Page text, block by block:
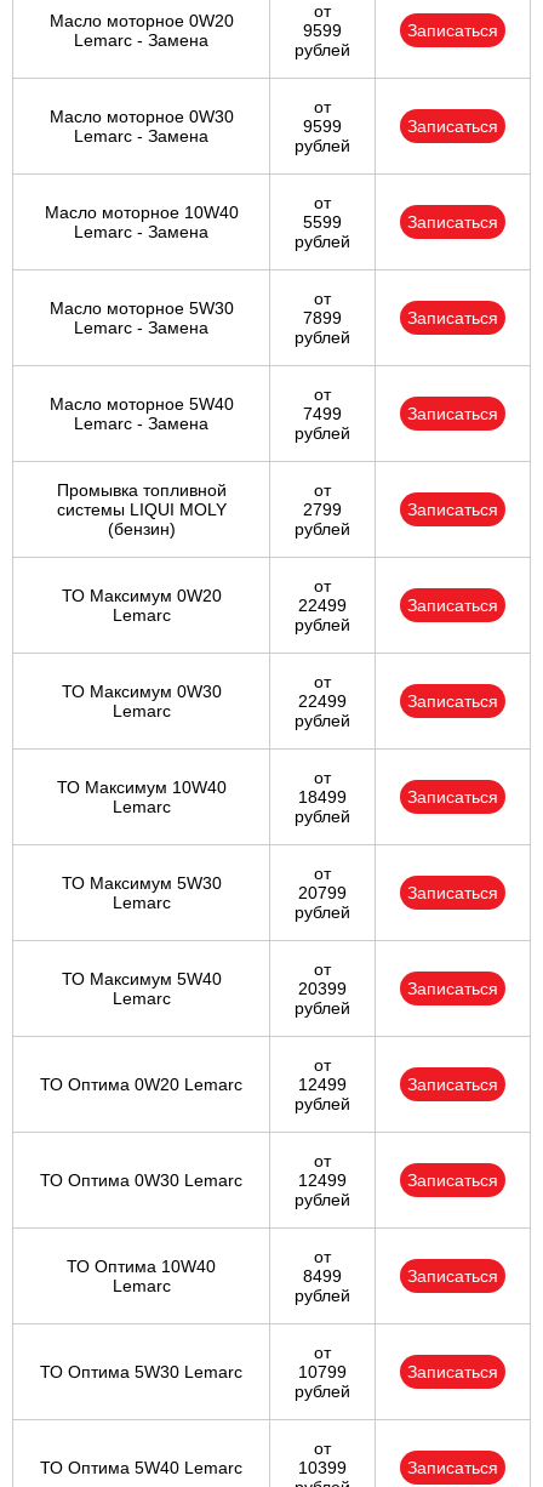
Масло моторное 0W20
Lemarc - Замена
от
9599
рублей
Записаться
Масло моторное 0W30
Lemarc - Замена
от
9599
рублей
Записаться
Масло моторное 10W40
Lemarc - Замена
от
5599
рублей
Записаться
Масло моторное 5W30
Lemarc - Замена
от
7899
рублей
Записаться
Масло моторное 5W40
Lemarc - Замена
от
7499
рублей
Записаться
Промывка топливной
системы LIQUI MOLY
(бензин)
от
2799
рублей
Записаться
ТО Максимум 0W20
Lemarc
от
22499
рублей
Записаться
ТО Максимум 0W30
Lemarc
от
22499
рублей
Записаться
ТО Максимум 10W40
Lemarc
от
18499
рублей
Записаться
ТО Максимум 5W30
Lemarc
от
20799
рублей
Записаться
ТО Максимум 5W40
Lemarc
от
20399
рублей
Записаться
ТО Оптима 0W20 Lemarc
от
12499
рублей
Записаться
ТО Оптима 0W30 Lemarc
от
12499
рублей
Записаться
ТО Оптима 10W40
Lemarc
от
8499
рублей
Записаться
ТО Оптима 5W30 Lemarc
от
10799
рублей
Записаться
ТО Оптима 5W40 Lemarc
от
10399
Записаться